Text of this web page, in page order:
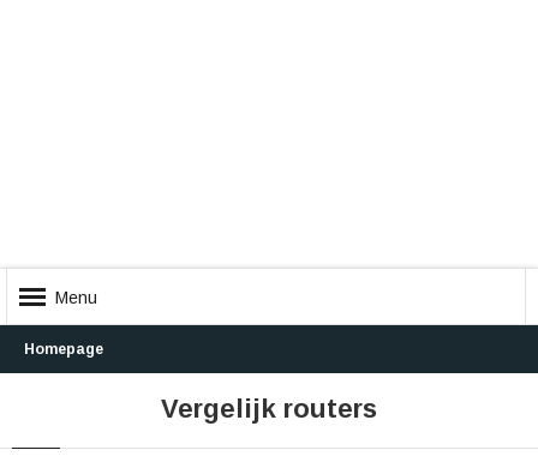
Menu
Homepage
Vergelijk routers